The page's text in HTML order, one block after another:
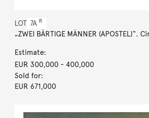
LOT 7A R
„ZWEI BÄRTIGE MÄNNER (APOSTEL)“.
Estimate:
EUR 300,000- 400,000
Sold for:
EUR 671,000